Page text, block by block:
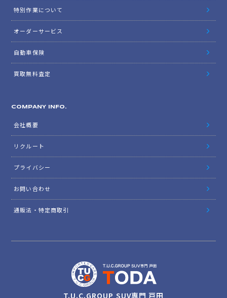
特別作業について
オーダーサービス
自動車保険
買取無料査定
COMPANY INFO.
会社概要
リクルート
プライバシー
お問い合わせ
通販法・特定商取引
T.U.C.GROUP SUV専門 戸田